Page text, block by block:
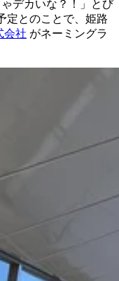
デカいな？！」とび
定とのことで、姫路
会社 がネーミングラ